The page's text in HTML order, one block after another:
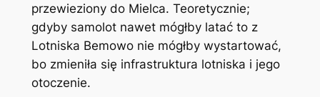
przewieziony do Mielca. Teoretycznie;
gdyby samolot nawet mógłby latać to z
Lotniska Bemowo nie mógłby wystartować,
bo zmieniła się infrastruktura lotniska i jego
otoczenie.